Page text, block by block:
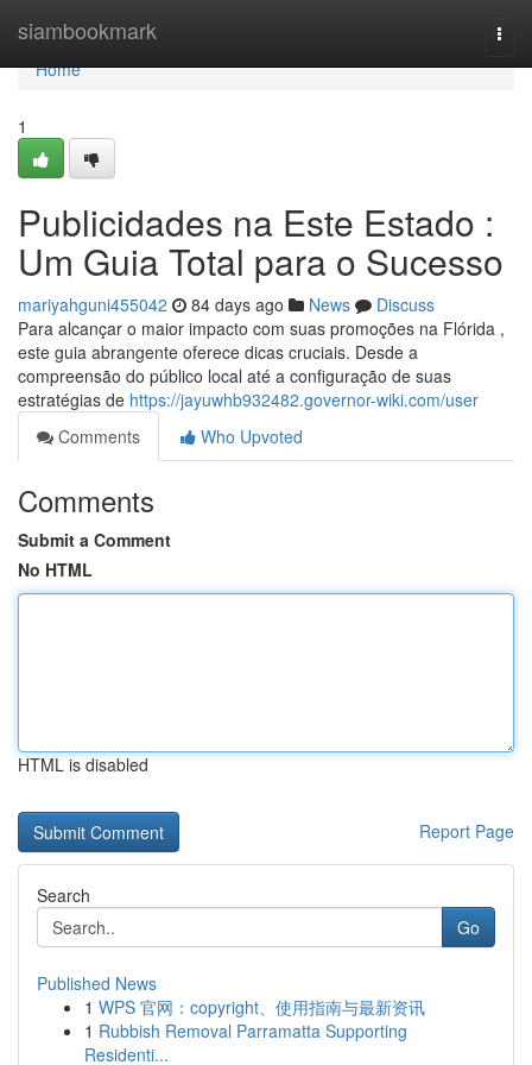
siambookmark
Home
Home
1
Publicidades na Este Estado :
Um Guia Total para o Sucesso
mariyahguni455042 84 days ago News
Discuss
Para alcançar o maior impacto com suas promoções na Flórida ,
este guia abrangente oferece dicas cruciais. Desde a
compreensão do público local até a configuração de suas
estratégias de https://jayuwhb932482.governor-wiki.com/user
Comments
Who Upvoted
Comments
Submit a Comment
No HTML
HTML is disabled
Report Page
Search
Go
Published News
1 WPS 官网：copyright、使用指南与最新资讯
1 Rubbish Removal Parramatta Supporting
Residenti...